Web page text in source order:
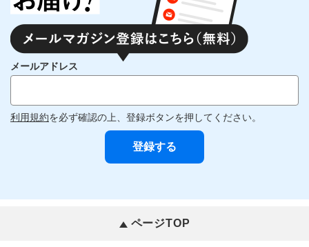
メールアドレス
利用規約を必ず確認の上、登録ボタンを押してください。
ページTOP